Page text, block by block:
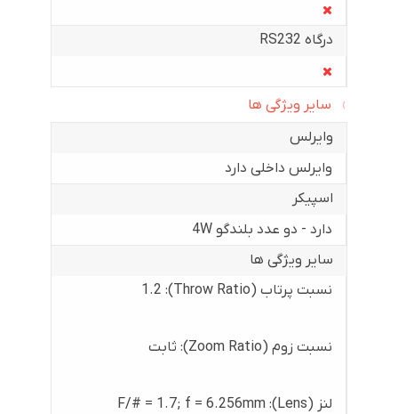
درگاه RS232
سایر ویژگی ها
وایرلس
وایرلس داخلی دارد
اسپیکر
دارد - دو عدد بلندگو 4W
سایر ویژگی ها
نسبت پرتاب (Throw Ratio): 1.2
نسبت زوم (Zoom Ratio): ثابت
لنز (Lens): F/# = 1.7; f = 6.256mm